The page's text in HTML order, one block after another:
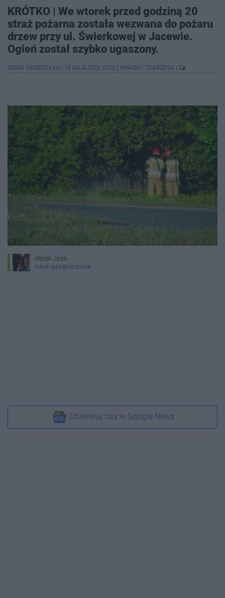
KRÓTKO | We wtorek przed godziną 20
straż pożarna została wezwana do pożaru
drzew przy ul. Świerkowej w Jacewie.
Ogień został szybko ugaszony.
GMINA INOWROCŁAW 19 MAJA 2026 20:00 WYPADKI I ZDARZENIA
Marek Jasik
marek.jasik@ino.online
Obserwuj nas w Google News